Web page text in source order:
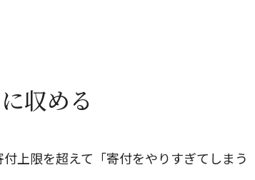
収める
上限を超えて「寄付をやりすぎてしまう